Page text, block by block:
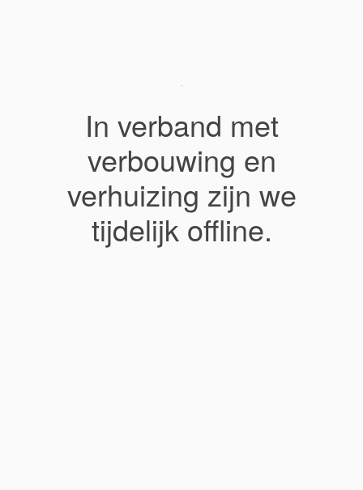
In verband met
verbouwing en
verhuizing zijn we
tijdelijk offline.